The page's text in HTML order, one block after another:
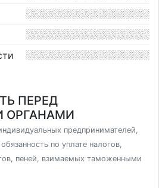
ПЕРЕД
предпринимателей,
по уплате налогов,
пеней, взимаемых таможенными